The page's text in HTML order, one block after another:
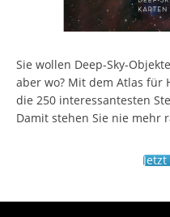
Sie wollen Deep-Sky-
aber wo? Mit dem Atlas für
die 250 interessantesten
Damit stehen Sie nie mehr